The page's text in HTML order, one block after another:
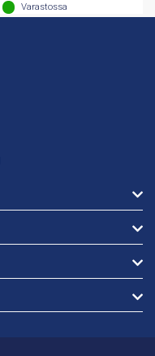
Varastossa